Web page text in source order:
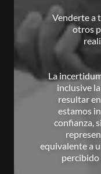
Venderte a
otros
La
inclusive
resultar
estamos
confianza,
equivalente a
percibido